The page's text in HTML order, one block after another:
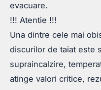
evacuare.
!!! Atentie !!!
Una dintre cele mai
discurilor de taiat este
supraincalzire,
atinge valori critice,